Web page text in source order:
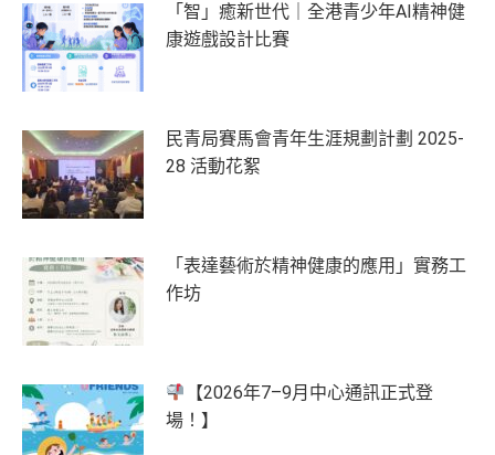
「智」癒新世代｜全港青少年AI精神健
康遊戲設計比賽
民青局賽馬會青年生涯規劃計劃 2025-
28 活動花絮
「表達藝術於精神健康的應用」實務工
作坊
【2026年7–9月中心通訊正式登
場！】